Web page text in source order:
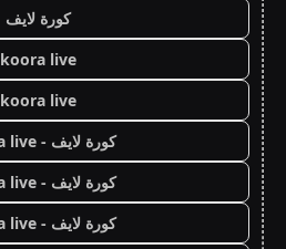
كورة لايف
koora live
koora live
كورة لايف - koora live
كورة لايف - koora live
كورة لايف - koora live